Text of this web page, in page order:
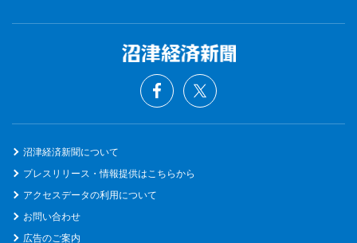
沼津経済新聞について
プレスリリース・情報提供はこちらから
アクセスデータの利用について
お問い合わせ
広告のご案内